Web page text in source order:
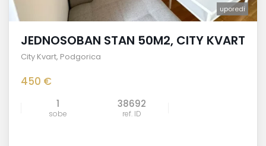
uporedi
JEDNOSOBAN STAN 50M2, CITY KVART
City Kvart, Podgorica
450 €
1
sobe
38692
ref. ID